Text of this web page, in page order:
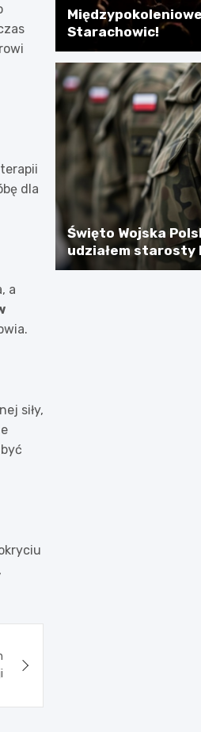
dla
a
siły,
Starachowic!
Święto Wojska
udziałem starosty